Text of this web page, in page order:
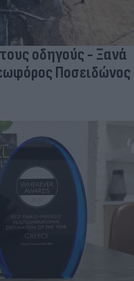
οδηγούς - Ξανά
Ποσειδώνος